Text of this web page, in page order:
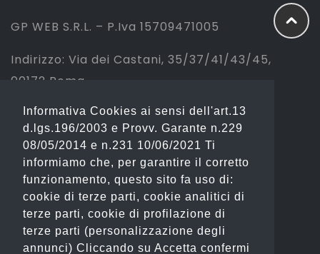
GP WEB S.R.L. – P.Iva 15709471005
Indirizzo: Via dei Castani, 35/37/41/43/45,
00172 Roma
Tel: 06 2310844 (Sport) – 06 23234353
(Fashion)
Email: info@gianostore.com
ORARI
Dal Lunedì al Venerdì 09:00-20:00.
Informativa Cookies ai sensi dell'art.13
d.lgs.196/2003 e Provv. Garante n.229
08/05/2014 e n.231 10/06/2021 Ti
informiamo che, per garantire il corretto
funzionamento, questo sito fa uso di:
cookie di terze parti, cookie analitici di
terze parti, cookie di profilazione di
terze parti (personalizzazione degli
annunci) Cliccando su Accetta confermi